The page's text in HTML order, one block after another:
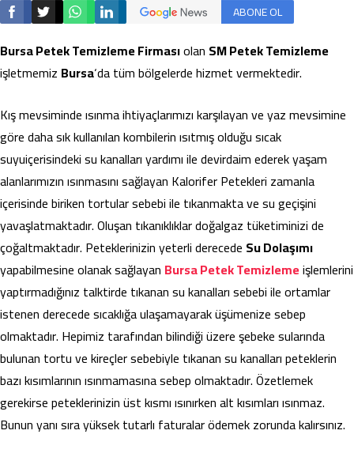
ABONE OL
Bursa Petek Temizleme Firmasıolan SM Petek Temizleme
işletmemiz Bursa‘da tüm bölgelerde hizmet vermektedir.
Kış mevsiminde ısınma ihtiyaçlarımızı karşılayan ve yaz mevsimine
göre daha sık kullanılan kombilerin ısıtmış olduğu sıcak
suyuiçerisindeki su kanalları yardımı ile devirdaim ederek yaşam
alanlarımızın ısınmasını sağlayan Kalorifer Petekleri zamanla
içerisinde biriken tortular sebebi ile tıkanmakta ve su geçişini
yavaşlatmaktadır. Oluşan tıkanıklıklar doğalgaz tüketiminizi de
çoğaltmaktadır. Peteklerinizin yeterli derecede Su Dolaşımı
yapabilmesine olanak sağlayan Bursa Petek Temizlemeişlemlerini
yaptırmadığınız talktirde tıkanan su kanalları sebebi ile ortamlar
istenen derecede sıcaklığa ulaşamayarak üşümenize sebep
olmaktadır. Hepimiz tarafından bilindiği üzere şebeke sularında
bulunan tortu ve kireçler sebebiyle tıkanan su kanalları peteklerin
bazı kısımlarının ısınmamasına sebep olmaktadır. Özetlemek
gerekirse peteklerinizin üst kısmı ısınırken alt kısımları ısınmaz.
Bunun yanı sıra yüksek tutarlı faturalar ödemek zorunda kalırsınız.